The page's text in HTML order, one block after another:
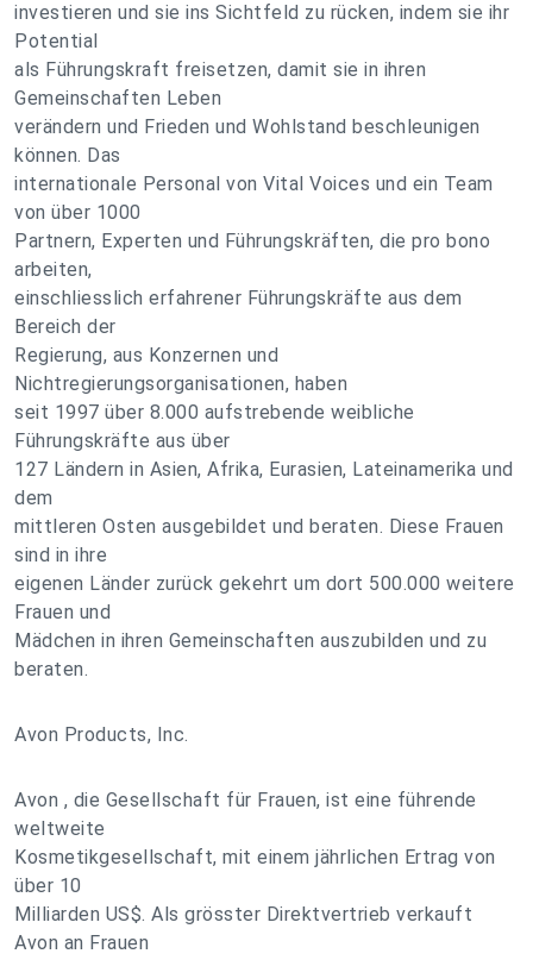
investieren und sie ins Sichtfeld zu rücken, indem sie ihr
Potential
als Führungskraft freisetzen, damit sie in ihren
Gemeinschaften Leben
verändern und Frieden und Wohlstand beschleunigen
können. Das
internationale Personal von Vital Voices und ein Team
von über 1000
Partnern, Experten und Führungskräften, die pro bono
arbeiten,
einschliesslich erfahrener Führungskräfte aus dem
Bereich der
Regierung, aus Konzernen und
Nichtregierungsorganisationen, haben
seit 1997 über 8.000 aufstrebende weibliche
Führungskräfte aus über
127 Ländern in Asien, Afrika, Eurasien, Lateinamerika und
dem
mittleren Osten ausgebildet und beraten. Diese Frauen
sind in ihre
eigenen Länder zurück gekehrt um dort 500.000 weitere
Frauen und
Mädchen in ihren Gemeinschaften auszubilden und zu
beraten.
Avon Products, Inc.
Avon , die Gesellschaft für Frauen, ist eine führende
weltweite
Kosmetikgesellschaft, mit einem jährlichen Ertrag von
über 10
Milliarden US$. Als grösster Direktvertrieb verkauft
Avon an Frauen